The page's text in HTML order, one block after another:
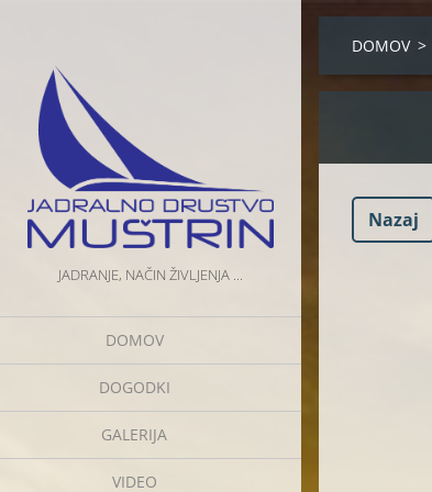
JADRANJE, NAČIN ŽIVLJENJA ...
DOMOV
DOGODKI
GALERIJA
VIDEO
DOMOV >
Nazaj